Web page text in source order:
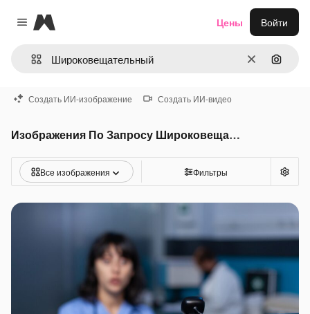
Close menu
Magnific
ОчиститьПоиск
Цены Войти
Создать ИИ-изображение Создать ИИ-видео
Изображения По Запросу Широковещательный
Все изображения Фильтры